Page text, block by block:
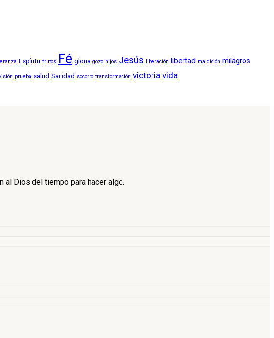
Espíritu frutos Fé gloria gozo hijos Jesús liberación libertad maldición milagros
prueba salud Sanidad socorro transformación victoria vida
al Dios del tiempo para hacer algo.